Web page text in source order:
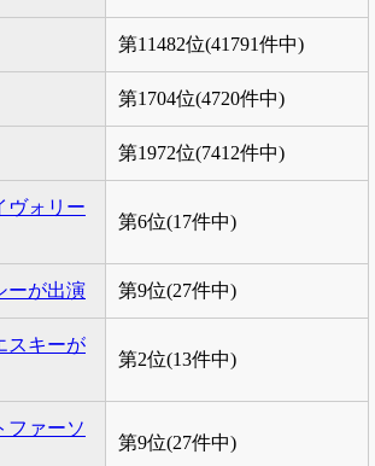
第11482位(41791件中)
第1704位(4720件中)
第1972位(7412件中)
ヴォリー
第6位(17件中)
ーが出演 第9位(27件中)
スキーが
第2位(13件中)
ファーソ
第9位(27件中)